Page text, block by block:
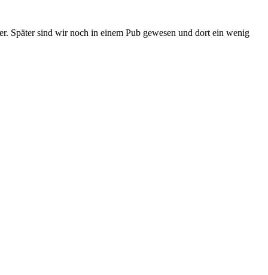
Später sind wir noch in einem Pub gewesen und dort ein wenig